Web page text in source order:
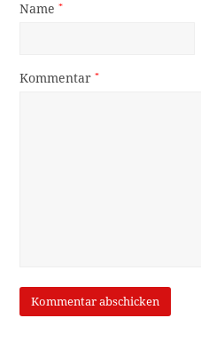
Name*
Kommentar*